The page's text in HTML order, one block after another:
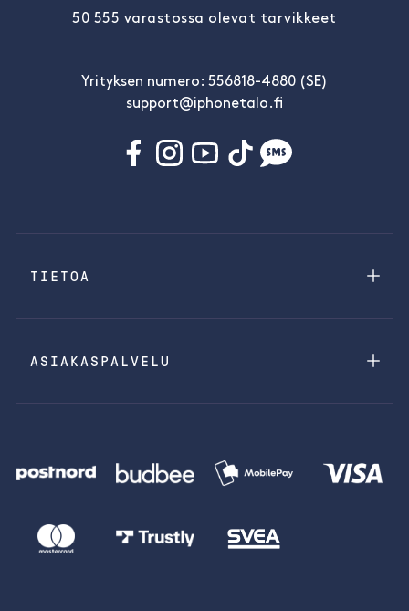
50 555 varastossa olevat tarvikkeet
Yrityksen numero: 556818-4880 (SE)
support@iphonetalo.fi
TIETOA
ASIAKASPALVELU